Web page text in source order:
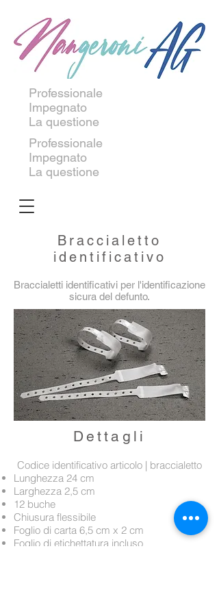
Professionale
Impegnato
La questione
Professionale
Impegnato
La questione
Braccialetto
identificativo
Braccialetti identificativi per l'identificazione
sicura del defunto.
Dettagli
Codice identificativo articolo | braccialetto
Lunghezza 24 cm
Larghezza 2,5 cm
12 buche
Chiusura flessibile
Foglio di carta 6,5 cm x 2 cm
Foglio di etichettatura incluso